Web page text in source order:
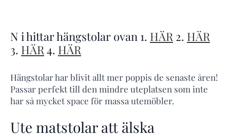
N i hittar hängstolar ovan 1. HÄR2. HÄR
3. HÄR4. HÄR
Hängstolar har blivit allt mer poppis de senaste åren!
Passar perfekt till den mindre uteplatsen som inte
har så mycket space för massa utemöbler.
Ute matstolar att älska